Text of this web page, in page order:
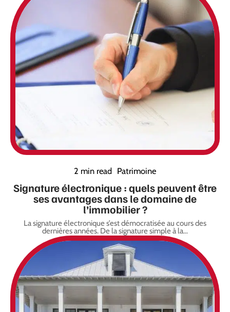
2 min read Patrimoine
Signature électronique : quels peuvent être
ses avantages dans le domaine de
l’immobilier ?
La signature électronique s’est démocratisée au cours des
dernières années. De la signature simple à la…